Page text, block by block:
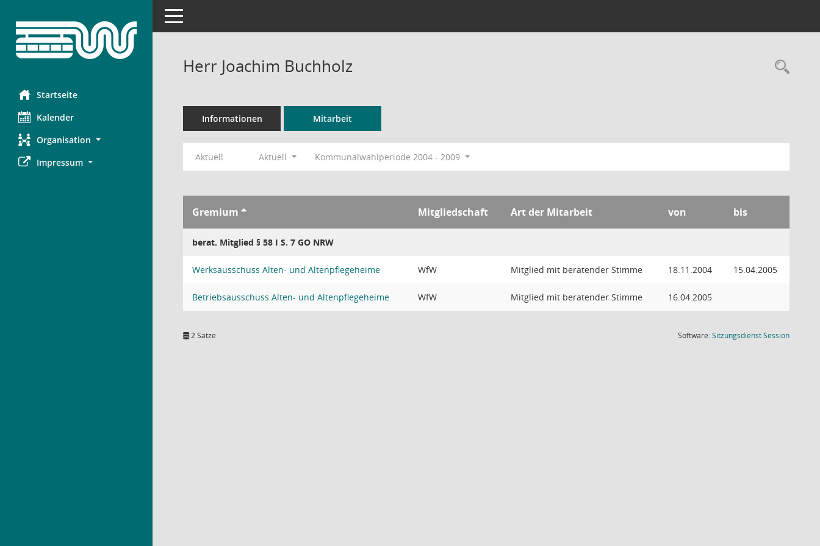
Startseite
Kalender
Organisation
Impressum
Toggle navigation
Herr Joachim Buchholz
Informationen Mitarbeit
Aktuell Aktuell Kommunalwahlperiode 2004 - 2009
Gremium Mitgliedschaft Art der Mitarbeit von bis
berat. Mitglied § 58 I S. 7 GO NRW
Werksausschuss Alten- und Altenpflegeheime WfW Mitglied mit beratender Stimme 18.11.2004 15.04.2005
Betriebsausschuss Alten- und Altenpflegeheime WfW Mitglied mit beratender Stimme 16.04.2005
2 Sätze Software:SitzungsdienstSession(Wird in